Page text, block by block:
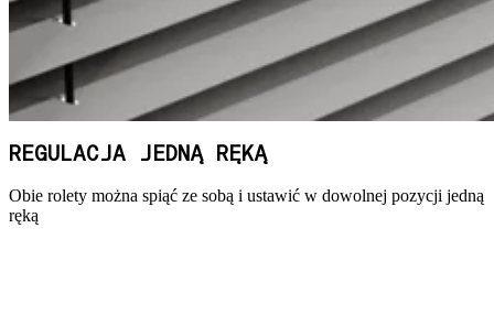
REGULACJA JEDNĄ RĘKĄ
Obie rolety można spiąć ze sobą i ustawić w dowolnej pozycji jedną
ręką